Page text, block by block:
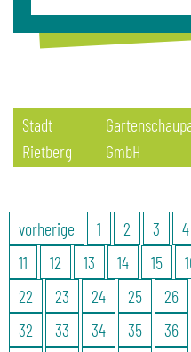
Stadt
Rietberg
GmbH
vorherige 1 2 3 4
11
12 13 14 15
22
23 24 25 26
32
33 34 35 36